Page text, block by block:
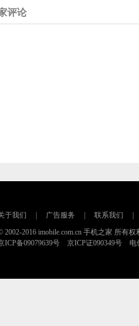
评论
于我们 广告服务 联系我们
2002-2016 imobile.com.cn 手机之家 所有权
ICP备09079639号 京ICP证090349号 电